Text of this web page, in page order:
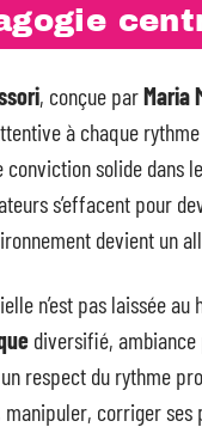
, conçue parMaria
à chaque
conviction solide
s’effacent pour
devient un
n’est pas laissée
diversifié,
respect du rythme
corriger ses